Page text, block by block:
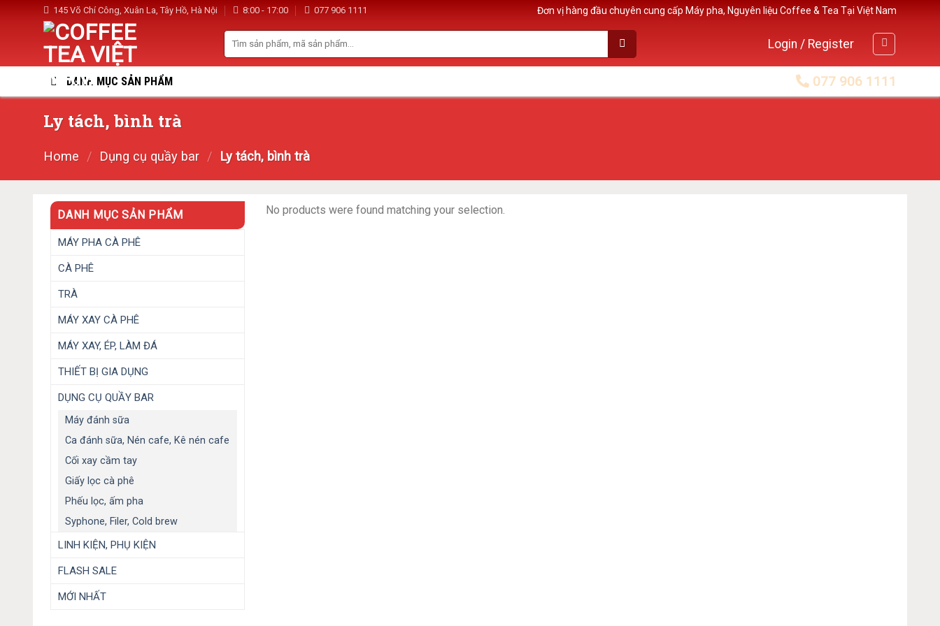
145 Võ Chí Công, Xuân La, Tây Hồ, Hà Nội 8:00 - 17:00 077 906 1111 Đơn vị hàng đầu chuyên cung cấp Máy pha, Nguyên liệu Coffee & Tea Tại Việt Nam
Search
for:
Login / Register
DANH MỤC SẢN PHẨM 077 906 1111
Ly tách, bình trà
Home / Dụng cụ quầy bar / Ly tách, bình trà
DANH MỤC SẢN PHẨM
MÁY PHA CÀ PHÊ
CÀ PHÊ
TRÀ
MÁY XAY CÀ PHÊ
MÁY XAY, ÉP, LÀM ĐÁ
THIẾT BỊ GIA DỤNG
DỤNG CỤ QUẦY BAR
Máy đánh sữa
Ca đánh sữa, Nén cafe, Kê nén cafe
Cối xay cầm tay
Giấy lọc cà phê
Phếu lọc, ấm pha
Syphone, Filer, Cold brew
LINH KIỆN, PHỤ KIỆN
FLASH SALE
MỚI NHẤT
No products were found matching your selection.